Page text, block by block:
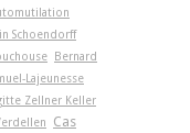
Schoendorff
Bernard
Lajeunesse
Zellner Keller
Cas